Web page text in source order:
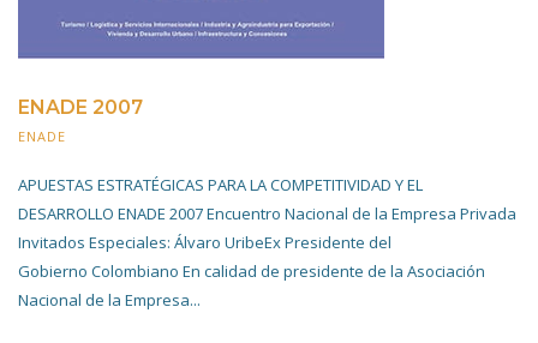
ENADE 2007
ENADE
APUESTAS ESTRATÉGICAS PARA LA COMPETITIVIDAD Y EL
DESARROLLO ENADE 2007 Encuentro Nacional de la Empresa Privada
Invitados Especiales: Álvaro UribeEx Presidente del
Gobierno Colombiano En calidad de presidente de la Asociación
Nacional de la Empresa...